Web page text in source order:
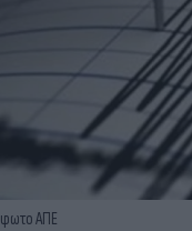
φωτο ΑΠΕ